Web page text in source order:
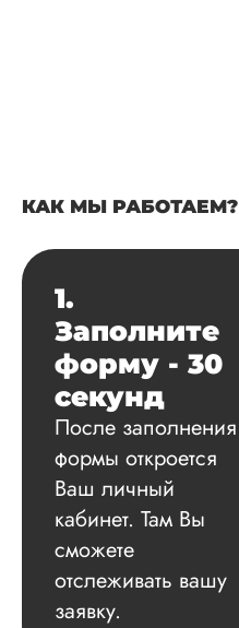
КАК МЫ РАБОТАЕМ?
1.
Заполните
форму - 30
секунд
После заполнения
формы откроется
Ваш личный
кабинет. Там Вы
сможете
отслеживать вашу
заявку.